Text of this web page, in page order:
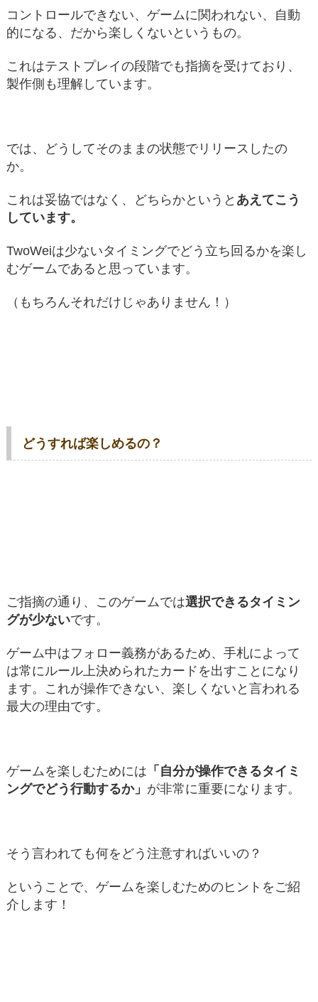
コントロールできない、ゲームに関われない、自動
的になる、だから楽しくないというもの。
これはテストプレイの段階でも指摘を受けており、
製作側も理解しています。
では、どうしてそのままの状態でリリースしたの
か。
これは妥協ではなく、どちらかというと あえてこう
しています。
TwoWeiは少ないタイミングでどう立ち回るかを楽し
むゲームであると思っています。
（もちろんそれだけじゃありません！）
どうすれば楽しめるの？
ご指摘の通り、このゲームでは選択できるタイミン
グが少ないです。
ゲーム中はフォロー義務があるため、手札によって
は常にルール上決められたカードを出すことになり
ます。これが操作できない、楽しくないと言われる
最大の理由です。
ゲームを楽しむためには 「自分が操作できるタイミ
ングでどう行動するか」 が非常に重要になります。
そう言われても何をどう注意すればいいの？
ということで、ゲームを楽しむためのヒントをご紹
介します！